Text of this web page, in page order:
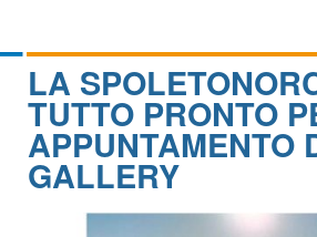
LA
TUTTO PRONTO
APPUNTAMENTO
GALLERY